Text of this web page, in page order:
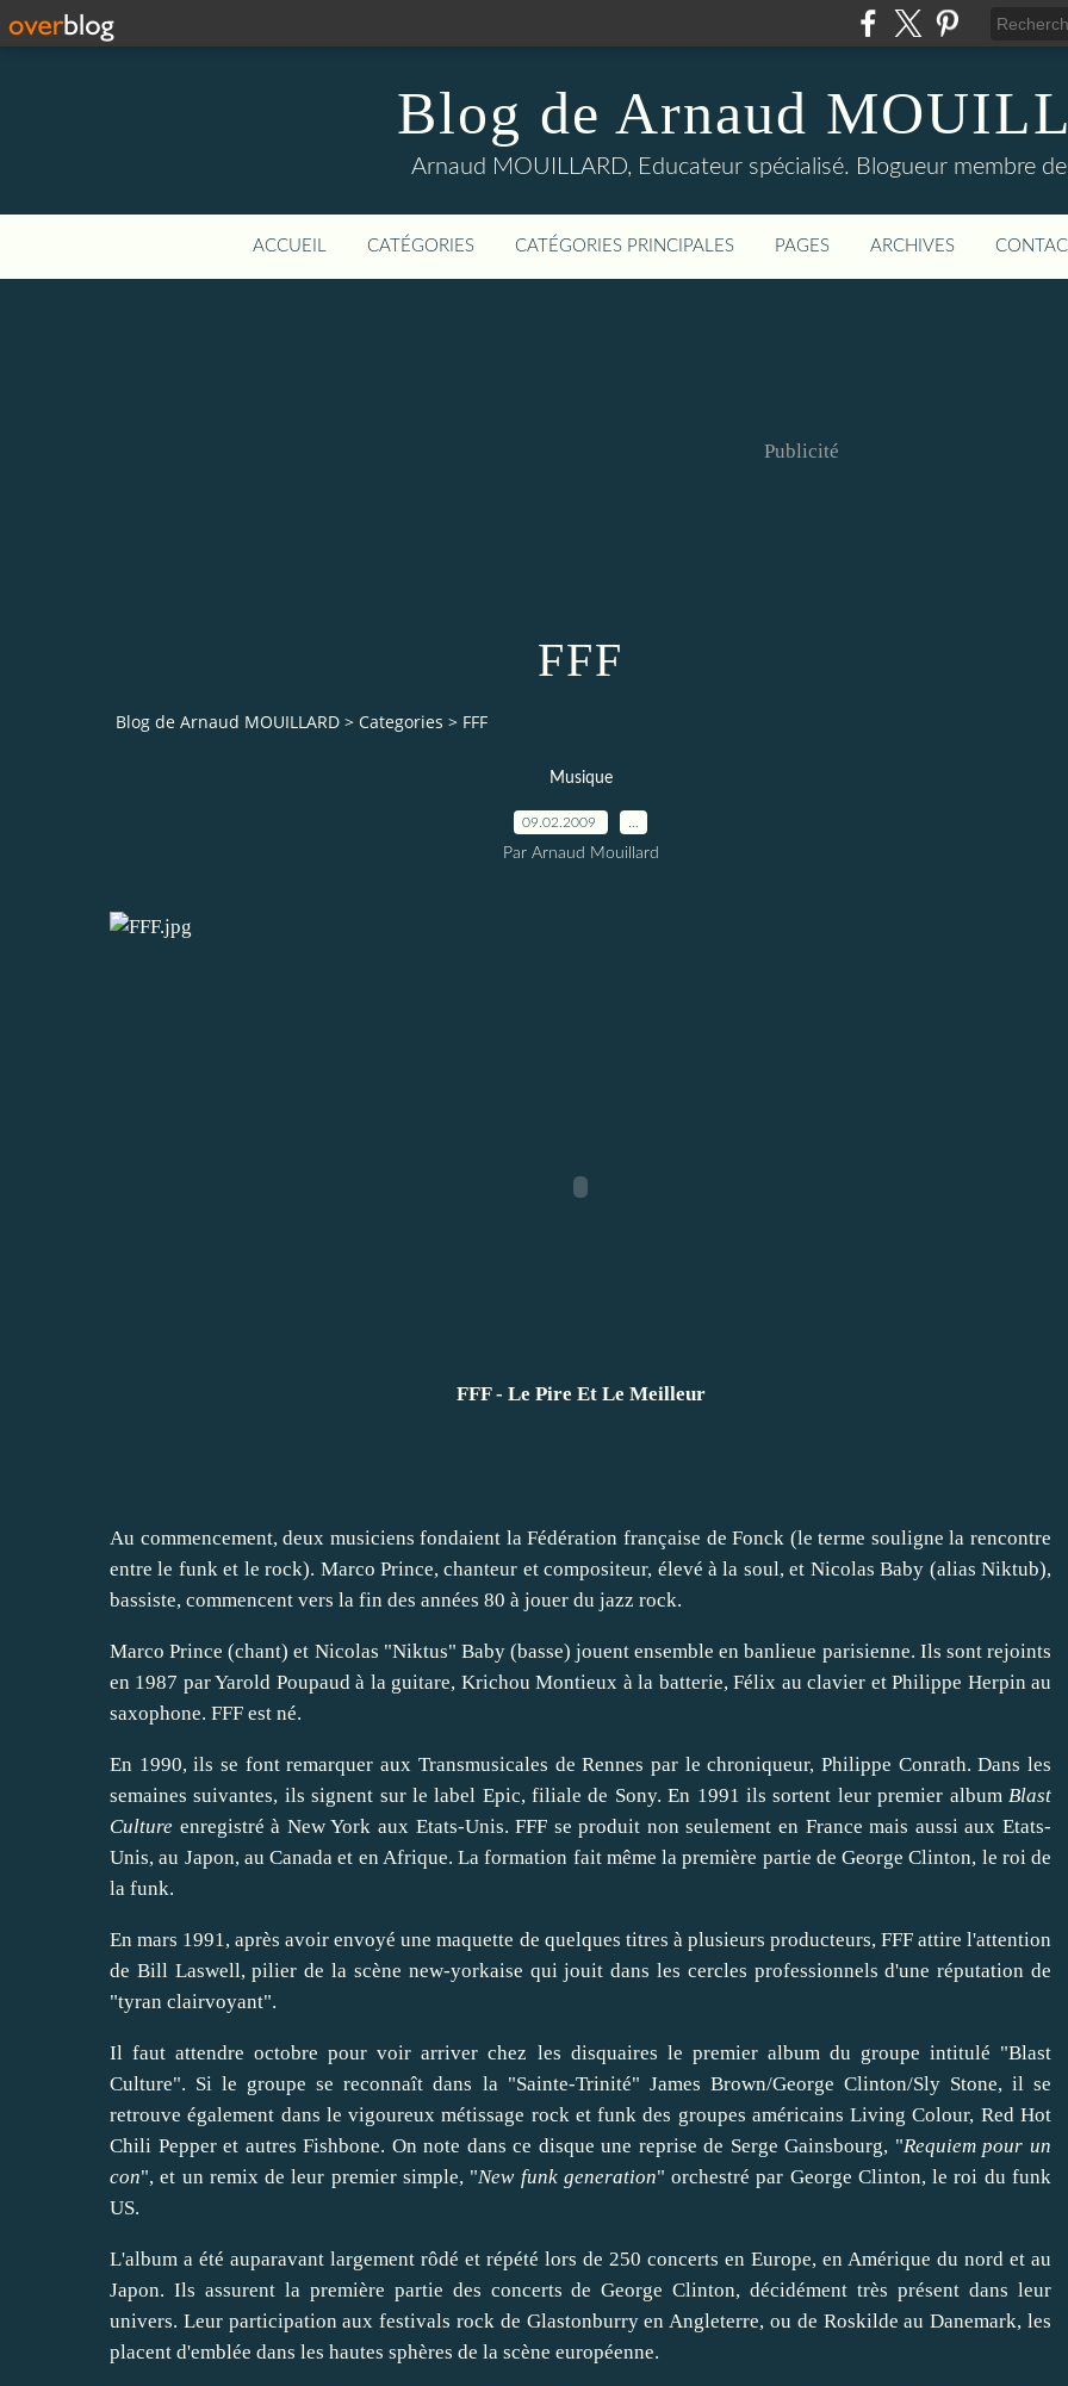
Blog de Arnaud
Arnaud MOUILLARD, Educateur spécialisé. Blogueur membre
ACCUEIL CATÉGORIES CATÉGORIES PRINCIPALES PAGES ARCHIVES
Publicité
FFF
Blog de Arnaud MOUILLARD > Categories > FFF
Musique
09.02.2009
Par Arnaud Mouillard
FFF - Le Pire Et Le Meilleur
Au commencement, deux musiciens fondaient la Fédération française de Fonck (le terme souligne la rencontre
entre le funk et le rock). Marco Prince, chanteur et compositeur, élevé à la soul, et Nicolas Baby (alias Niktub),
bassiste, commencent vers la fin des années 80 à jouer du jazz rock.
Marco Prince (chant) et Nicolas "Niktus" Baby (basse) jouent ensemble en banlieue parisienne. Ils sont rejoints
en 1987 par Yarold Poupaud à la guitare, Krichou Montieux à la batterie, Félix au clavier et Philippe Herpin au
saxophone. FFF est né.
En 1990, ils se font remarquer aux Transmusicales de Rennes par le chroniqueur, Philippe Conrath. Dans les
semaines suivantes, ils signent sur le label Epic, filiale de Sony. En 1991 ils sortent leur premier album Blast
Culture enregistré à New York aux Etats-Unis. FFF se produit non seulement en France mais aussi aux Etats-
Unis, au Japon, au Canada et en Afrique. La formation fait même la première partie de George Clinton, le roi de
la funk.
En mars 1991, après avoir envoyé une maquette de quelques titres à plusieurs producteurs, FFF attire l'attention
de Bill Laswell, pilier de la scène new-yorkaise qui jouit dans les cercles professionnels d'une réputation de
"tyran clairvoyant".
Il faut attendre octobre pour voir arriver chez les disquaires le premier album du groupe intitulé "Blast
Culture". Si le groupe se reconnaît dans la "Sainte-Trinité" James Brown/George Clinton/Sly Stone, il se
retrouve également dans le vigoureux métissage rock et funk des groupes américains Living Colour, Red Hot
Chili Pepper et autres Fishbone. On note dans ce disque une reprise de Serge Gainsbourg, "Requiem pour un
con", et un remix de leur premier simple, "New funk generation" orchestré par George Clinton, le roi du funk
US.
L'album a été auparavant largement rôdé et répété lors de 250 concerts en Europe, en Amérique du nord et au
Japon. Ils assurent la première partie des concerts de George Clinton, décidément très présent dans leur
univers. Leur participation aux festivals rock de Glastonburry en Angleterre, ou de Roskilde au Danemark, les
placent d'emblée dans les hautes sphères de la scène européenne.